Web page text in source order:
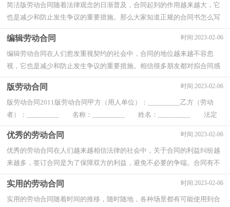
简洁版劳动合同随着法律观念的日渐普及，合同起到的作用越来越大，它
也是减少和防止发生争议的重要措施。那么大家知道正规的合同书怎么写
编辑劳动合同 时间:2023-02-06
编辑劳动合同在人们愈发重视契约的社会中，合同的地位越来越不容忽
视，它也是减少和防止发生争议的重要措施。相信很多朋友都对拟合同感
版劳动合同 时间:2023-02-06
版劳动合同2011版劳动合同甲方（用人单位）：_________乙方（劳动
者）：_________ 名称：_________ 姓名：_________ 法定
优秀的劳动合同 时间:2023-02-06
优秀的劳动合同在人们越来越相信法律的社会中，关于合同的利益纠纷越
来越多，签订合同是为了保障双方的利益，避免不必要的争端。合同有不
实用的劳动合同 时间:2023-02-06
实用的劳动合同随着时间的推移，随时随地，各种场景都有可能使用到合